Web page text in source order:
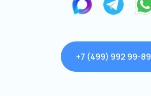
+7 (499) 992 99-89